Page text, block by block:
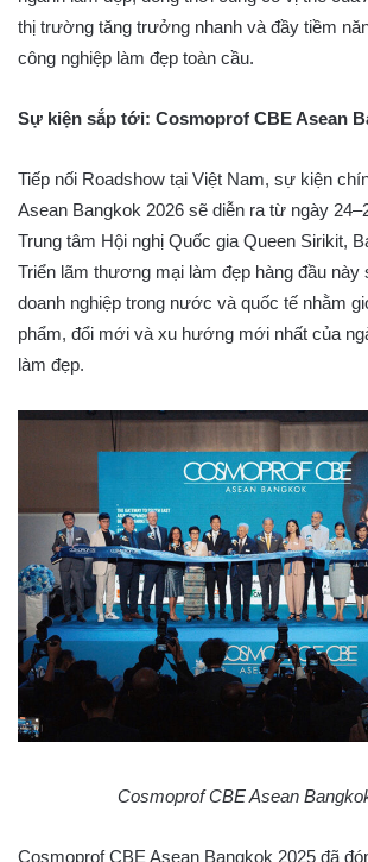
thị trường tăng trưởng nhanh và đầy tiềm
công nghiệp làm đẹp toàn cầu.
Sự kiện sắp tới: Cosmoprof CBE Asean
Tiếp nối Roadshow tại Việt Nam, sự kiện
Asean Bangkok 2026 sẽ diễn ra từ ngày
Trung tâm Hội nghị Quốc gia Queen Sirikit,
Triển lãm thương mại làm đẹp hàng đầu này
doanh nghiệp trong nước và quốc tế nhằm
phẩm, đổi mới và xu hướng mới nhất của
làm đẹp.
Cosmoprof CBE Asean
Cosmoprof CBE Asean Bangkok 2025 đã